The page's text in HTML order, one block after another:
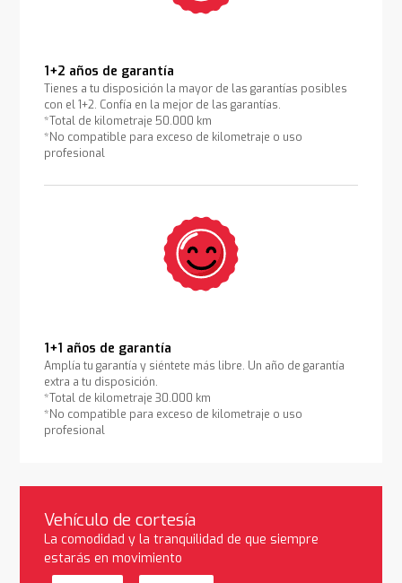
1+2 años de garantía
Tienes a tu disposición la mayor de las garantías posibles
con el 1+2. Confía en la mejor de las garantías.
*Total de kilometraje 50.000 km
*No compatible para exceso de kilometraje o uso
profesional
1+1 años de garantía
Amplía tu garantía y siéntete más libre. Un año de garantía
extra a tu disposición.
*Total de kilometraje 30.000 km
*No compatible para exceso de kilometraje o uso
profesional
Vehículo de cortesía
La comodidad y la tranquilidad de que siempre
estarás en movimiento